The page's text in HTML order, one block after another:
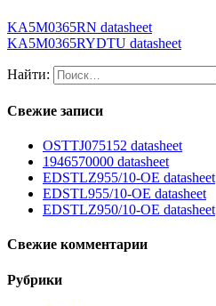
KA5M0365RN datasheet
KA5M0365RYDTU datasheet
Найти:
Свежие записи
OSTTJ075152 datasheet
1946570000 datasheet
EDSTLZ955/10-OE datasheet
EDSTL955/10-OE datasheet
EDSTLZ950/10-OE datasheet
Свежие комментарии
Рубрики